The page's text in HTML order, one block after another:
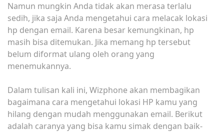
Namun mungkin Anda tidak akan merasa terlalu
sedih, jika saja Anda mengetahui cara melacak lokasi
hp dengan email. Karena besar kemungkinan, hp
masih bisa ditemukan. Jika memang hp tersebut
belum diformat ulang oleh orang yang
menemukannya.
Dalam tulisan kali ini, Wizphone akan membagikan
bagaimana cara mengetahui lokasi HP kamu yang
hilang dengan mudah menggunakan email. Berikut
adalah caranya yang bisa kamu simak dengan baik-